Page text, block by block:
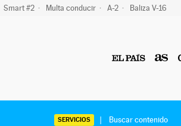
Smart #2 Multa conducir A-2 Baliza V-16
SERVICIOS